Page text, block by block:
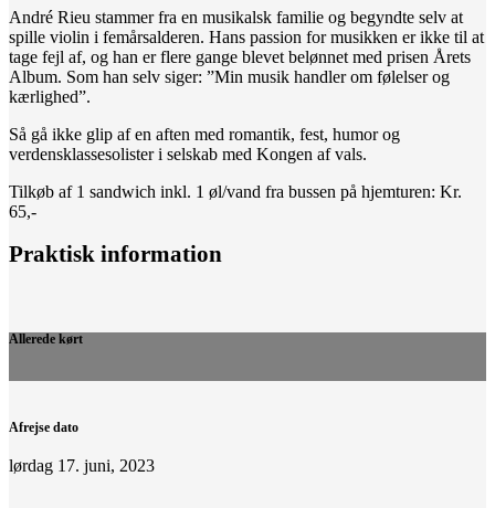
André Rieu stammer fra en musikalsk familie og begyndte selv at
spille violin i femårsalderen. Hans passion for musikken er ikke til at
tage fejl af, og han er flere gange blevet belønnet med prisen Årets
Album. Som han selv siger: ”Min musik handler om følelser og
kærlighed”.
Så gå ikke glip af en aften med romantik, fest, humor og
verdensklassesolister i selskab med Kongen af vals.
Tilkøb af 1 sandwich inkl. 1 øl/vand fra bussen på hjemturen: Kr.
65,-
Praktisk information
Allerede kørt
Afrejse dato
lørdag 17. juni, 2023